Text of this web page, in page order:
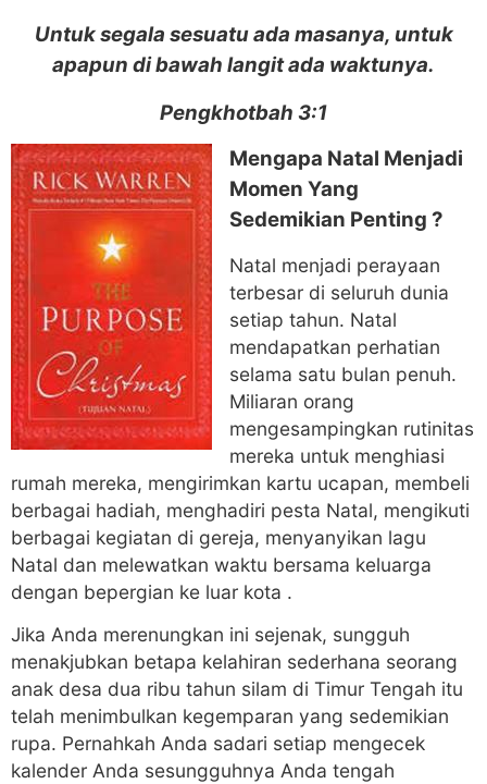
Untuk segala sesuatu ada masanya, untuk
apapun di bawah langit ada waktunya.
Pengkhotbah 3:1
Mengapa Natal Menjadi
Momen Yang
Sedemikian Penting ?
Natal menjadi perayaan
terbesar di seluruh dunia
setiap tahun. Natal
mendapatkan perhatian
selama satu bulan penuh.
Miliaran orang
mengesampingkan rutinitas
mereka untuk menghiasi
rumah mereka, mengirimkan kartu ucapan, membeli
berbagai hadiah, menghadiri pesta Natal, mengikuti
berbagai kegiatan di gereja, menyanyikan lagu
Natal dan melewatkan waktu bersama keluarga
dengan bepergian ke luar kota .
Jika Anda merenungkan ini sejenak, sungguh
menakjubkan betapa kelahiran sederhana seorang
anak desa dua ribu tahun silam di Timur Tengah itu
telah menimbulkan kegemparan yang sedemikian
rupa. Pernahkah Anda sadari setiap mengecek
kalender Anda sesungguhnya Anda tengah